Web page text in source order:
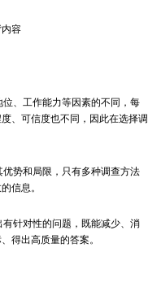
容
、工作能力等因素的不同，每
、可信度也不同，因此在选择调
势和局限，只有多种调查方法
信息。
针对性的问题，既能减少、消
得出高质量的答案。